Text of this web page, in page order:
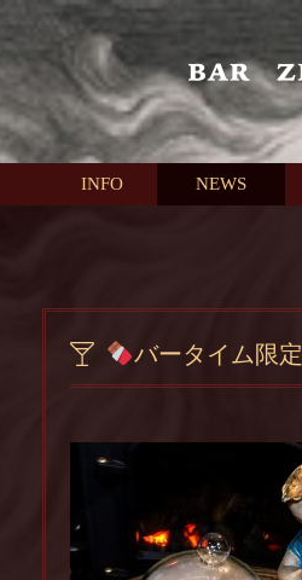
INFO NEWS
バータイム限定